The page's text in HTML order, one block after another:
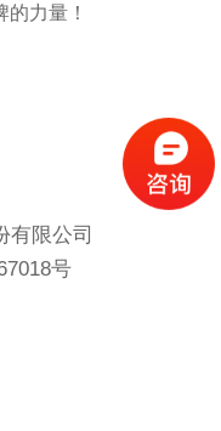
力量！
有限公司
号